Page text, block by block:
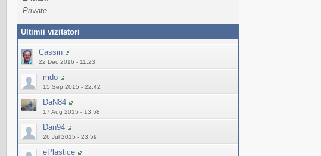
Private
Ultimii vizitatori
Cassin
22 Dec 2016 - 11:23
mdo
15 Sep 2015 - 22:42
DaN84
17 Aug 2015 - 13:58
Dan94
26 Jul 2015 - 23:59
ePlastice